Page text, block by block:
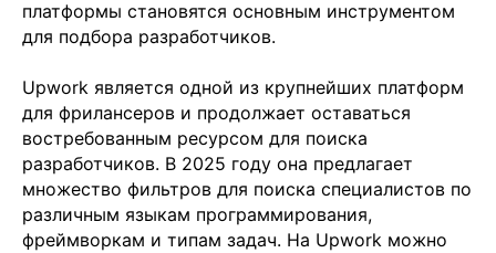
платформы становятся основным инструментом
для подбора разработчиков.
Upwork является одной из крупнейших платформ
для фрилансеров и продолжает оставаться
востребованным ресурсом для поиска
разработчиков. В 2025 году она предлагает
множество фильтров для поиска специалистов по
различным языкам программирования,
фреймворкам и типам задач. На Upwork можно